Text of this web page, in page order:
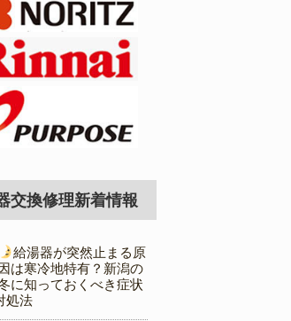
交換修理新着情報
給湯器が突然止まる原
は寒冷地特有？新潟の
に知っておくべき症状
処法